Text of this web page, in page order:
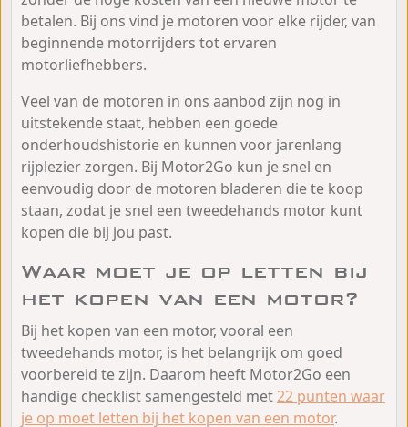
betalen. Bij ons vind je motoren voor elke rijder, van
beginnende motorrijders tot ervaren
motorliefhebbers.
Veel van de motoren in ons aanbod zijn nog in
uitstekende staat, hebben een goede
onderhoudshistorie en kunnen voor jarenlang
rijplezier zorgen. Bij Motor2Go kun je snel en
eenvoudig door de motoren bladeren die te koop
staan, zodat je snel een tweedehands motor kunt
kopen die bij jou past.
Waar moet je op letten bij
het kopen van een motor?
Bij het kopen van een motor, vooral een
tweedehands motor, is het belangrijk om goed
voorbereid te zijn. Daarom heeft Motor2Go een
handige checklist samengesteld met22 punten waar
je op moet letten bij het kopen van een motor.